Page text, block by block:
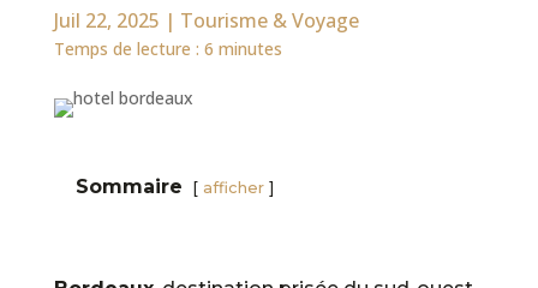
Juil 22, 2025 | Tourisme & Voyage
Temps de lecture : 6 minutes
Sommaire afficher